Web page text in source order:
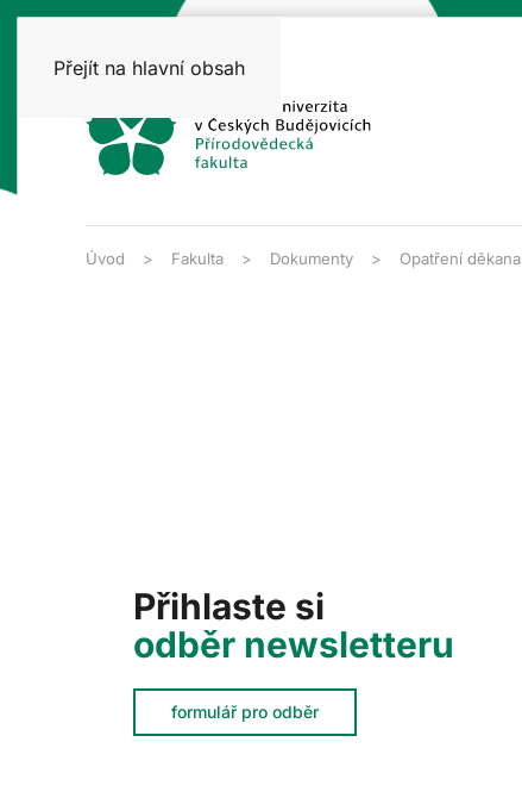
Přejít na hlavní obsah
Úvod Fakulta Dokumenty Opatření děkana
Přihlaste si
odběr newsletteru
formulář pro odběr